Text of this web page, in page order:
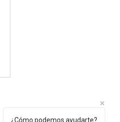
¿Cómo podemos ayudarte?